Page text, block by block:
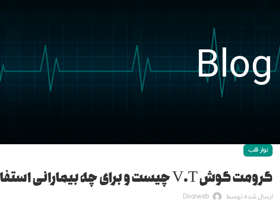
Blog
نوار قلب
گرومت گوش V.T چیست و برای چه بیمارانی استفاده می‌شود؟
ارسال شده توسط Doorweb